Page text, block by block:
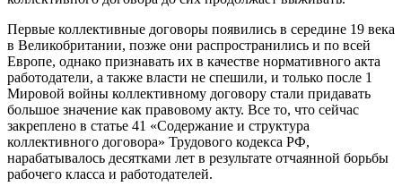
Первые коллективные договоры появились в середине 19 века
в Великобритании, позже они распространились и по всей
Европе, однако признавать их в качестве нормативного акта
работодатели, а также власти не спешили, и только после 1
Мировой войны коллективному договору стали придавать
большое значение как правовому акту. Все то, что сейчас
закреплено в статье 41 «Содержание и структура
коллективного договора» Трудового кодекса РФ,
нарабатывалось десятками лет в результате отчаянной борьбы
рабочего класса и работодателей.